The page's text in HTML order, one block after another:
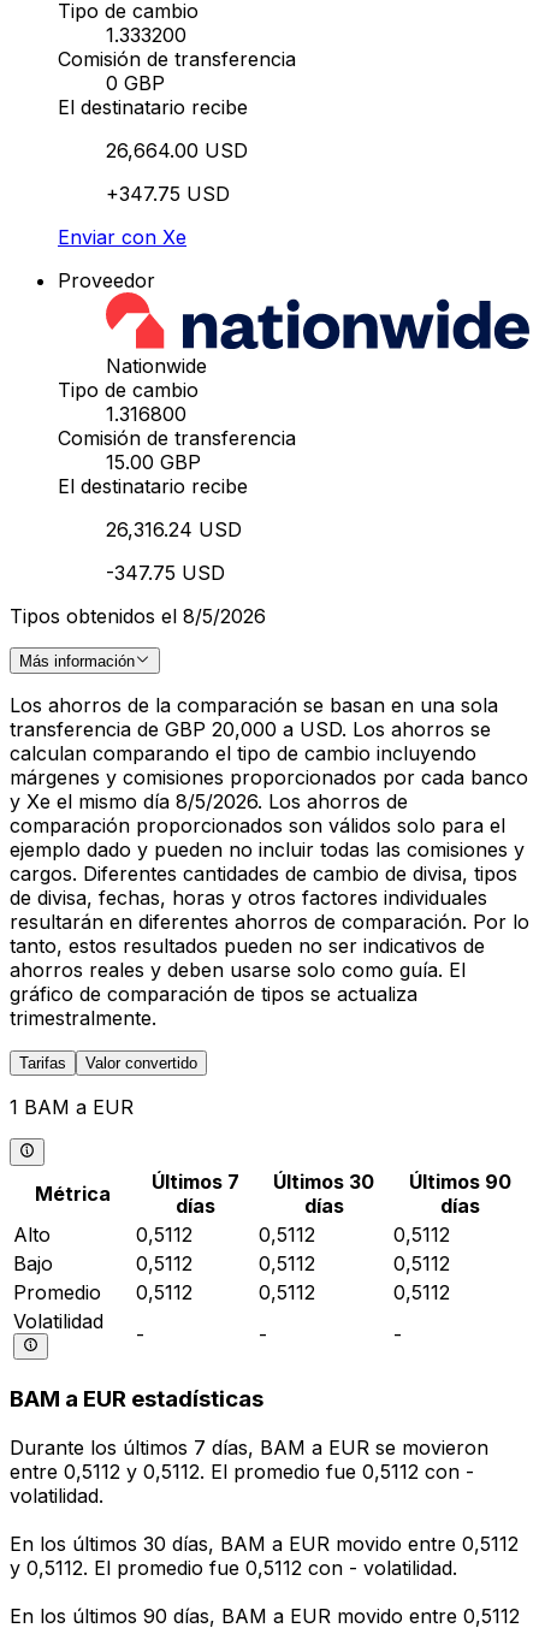
Tipo de cambio
1.333200
Comisión de transferencia
0 GBP
El destinatario recibe
26,664.00 USD
+347.75 USD
Enviar con Xe
Proveedor
Nationwide
Tipo de cambio
1.316800
Comisión de transferencia
15.00 GBP
El destinatario recibe
26,316.24 USD
-347.75 USD
Tipos obtenidos el 8/5/2026
Más información
Los ahorros de la comparación se basan en una sola
transferencia de GBP 20,000 a USD. Los ahorros se
calculan comparando el tipo de cambio incluyendo
márgenes y comisiones proporcionados por cada banco
y Xe el mismo día 8/5/2026. Los ahorros de
comparación proporcionados son válidos solo para el
ejemplo dado y pueden no incluir todas las comisiones y
cargos. Diferentes cantidades de cambio de divisa, tipos
de divisa, fechas, horas y otros factores individuales
resultarán en diferentes ahorros de comparación. Por lo
tanto, estos resultados pueden no ser indicativos de
ahorros reales y deben usarse solo como guía. El
gráfico de comparación de tipos se actualiza
trimestralmente.
Tarifas Valor convertido
1 BAM a EUR
Métrica
Últimos 7
días
Últimos 30
días
Últimos 90
días
Alto
0,5112 0,5112
0,5112
Bajo
0,5112 0,5112
0,5112
Promedio
0,5112 0,5112
0,5112
Volatilidad
- - -
BAM a EUR estadísticas
Durante los últimos 7 días, BAM a EUR se movieron
entre 0,5112 y 0,5112. El promedio fue 0,5112 con -
volatilidad.
En los últimos 30 días, BAM a EUR movido entre 0,5112
y 0,5112. El promedio fue 0,5112 con - volatilidad.
En los últimos 90 días, BAM a EUR movido entre 0,5112